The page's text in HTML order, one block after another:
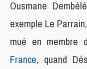
Ousmane
exemple Le
mué en membre
France, quand